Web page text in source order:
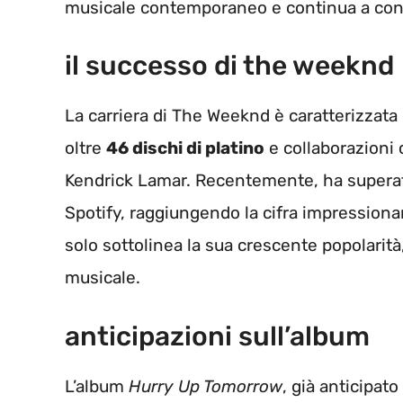
musicale contemporaneo e continua a
il successo di the weeknd
La carriera di The Weeknd è
oltre 46 dischi di platino e collaborazioni
Kendrick Lamar. Recentemente, ha
Spotify, raggiungendo la cifra
solo sottolinea la sua crescente
musicale.
anticipazioni sull’album
L’album Hurry Up Tomorrow, già